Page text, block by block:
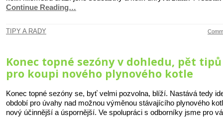
Continue Reading…
TIPY A RADY
Konec topné sezóny v dohledu, pět tipů
pro koupi nového plynového kotle
Konec topné sezóny se, byť velmi pozvolna, blíží. Nastává tedy
období pro úvahy nad možnou výměnou stávajícího plynového
nový účinnější a úspornější. Ve spolupráci s odborníky jsme pro